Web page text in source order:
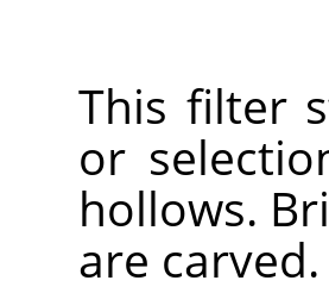
This filter
or
hollows.
are